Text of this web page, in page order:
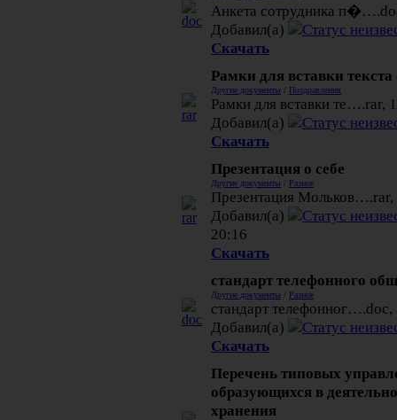
Анкета сотрудника
Добавил(а)
Скачать
Рамки для вставки
Другие документы / Поздравления
Рамки для вставки те….rar,
Добавил(а)
Скачать
Презентация о себе
Другие документы / Разное
Презентация Мольков….rar,
Добавил(а)
20:16
Скачать
стандарт телефонного
Другие документы / Разное
стандарт
Добавил(а)
Скачать
Перечень типовых
образующихся в
хранения